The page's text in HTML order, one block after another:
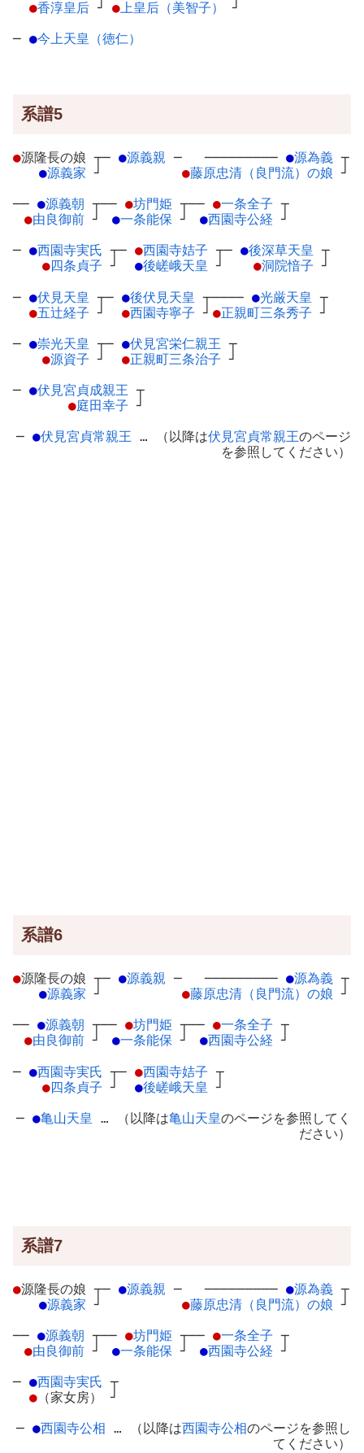
●香淳皇后 ┘ ● 上皇后（美智子） ┘
─ ●今上天皇（徳仁）
系譜5
●源隆長の娘 ┬
●源義家 ┘
─ ●源義親 ─ ───────── ●源為義 ┬
●藤原忠清（良門流）の娘 ┘
── ●源義朝 ┬
●由良御前 ┘
── ●坊門姫 ┬
●一条能保 ┘
── ●一条全子 ┬
●西園寺公経 ┘
─ ●西園寺実氏 ┬
●四条貞子 ┘
─ ●西園寺姞子 ┬
●後嵯峨天皇 ┘
─ ●後深草天皇 ┬
●洞院愔子 ┘
─ ●伏見天皇 ┬
●五辻経子 ┘
─ ●後伏見天皇 ┬
●西園寺寧子 ┘
──── ●光厳天皇 ┬
●正親町三条秀子 ┘
─ ●崇光天皇 ┬
●源資子 ┘
─ ●伏見宮栄仁親王 ┬
●正親町三条治子 ┘
─ ●伏見宮貞成親王 ┬
●庭田幸子 ┘
─ ●伏見宮貞常親王 … （以降は伏見宮貞常親王のページ
を参照してください）
系譜6
●源隆長の娘 ┬
●源義家 ┘
─ ●源義親 ─ ───────── ●源為義 ┬
●藤原忠清（良門流）の娘 ┘
── ●源義朝 ┬
●由良御前 ┘
── ●坊門姫 ┬
●一条能保 ┘
── ●一条全子 ┬
●西園寺公経 ┘
─ ●西園寺実氏 ┬
●四条貞子 ┘
─ ●西園寺姞子 ┬
●後嵯峨天皇 ┘
─ ●亀山天皇 … （以降は亀山天皇のページを参照してく
ださい）
系譜7
●源隆長の娘 ┬
●源義家 ┘
─ ●源義親 ─ ───────── ●源為義 ┬
●藤原忠清（良門流）の娘 ┘
── ●源義朝 ┬
●由良御前 ┘
── ●坊門姫 ┬
●一条能保 ┘
── ●一条全子 ┬
●西園寺公経 ┘
─ ●西園寺実氏 ┬
● （家女房） ┘
─ ●西園寺公相 … （以降は西園寺公相のページを参照し
てください）